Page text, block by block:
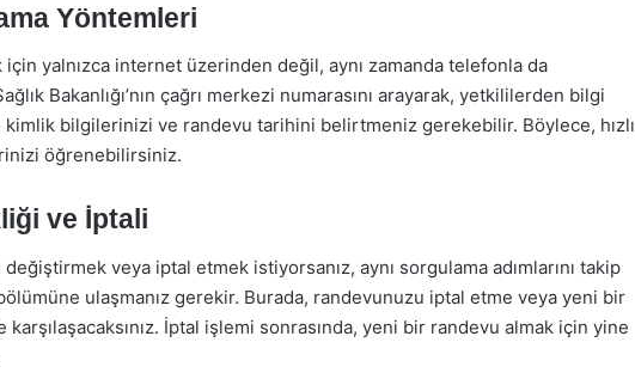
Yöntemleri
için yalnızca internet üzerinden değil, aynı zamanda telefonla da
Bakanlığı’nın çağrı merkezi numarasını arayarak, yetkililerden bilgi
bilgilerinizi ve randevu tarihini belirtmeniz gerekebilir. Böylece, hızlı
öğrenebilirsiniz.
ve İptali
veya iptal etmek istiyorsanız, aynı sorgulama adımlarını takip
ulaşmanız gerekir. Burada, randevunuzu iptal etme veya yeni bir
İptal işlemi sonrasında, yeni bir randevu almak için yine